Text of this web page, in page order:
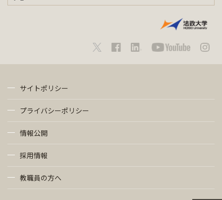
サイトポリシー
プライバシーポリシー
情報公開
採用情報
教職員の方へ